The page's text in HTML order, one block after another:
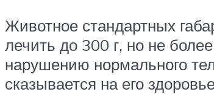
Животное стандартных
лечить до 300 г, но не
нарушению нормального
сказывается на его